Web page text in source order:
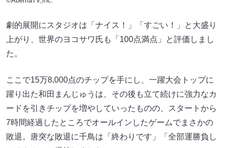
劇的展開にスタジオは「ナイス！」「すごい！」と大盛り
上がり、世界のヨコサワ氏も「100点満点」と評価しまし
た。
ここで15万8,000点のチップを手にし、一躍大会トップに
躍り出た和田まんじゅうは、その後も立て続けに強力なカ
ードを引きチップを増やしていったものの、スタートから
7時間経過したところでオールインしたゲームでまさかの
敗退。唐突な敗退に千鳥は「終わりです」「全部運勝負し